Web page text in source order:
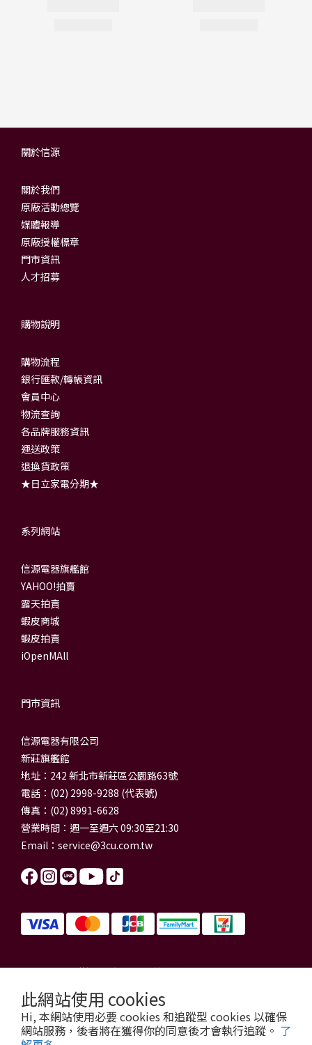
此網站使用 cookies
Hi, 本網站使用必要 cookies 和追蹤型 cookies 以確保
網站服務，後者將在獲得你的同意後才會執行追蹤。 了
關於信源
關於我們
原廠活動總覽
媒體報導
原廠授權標章
門市資訊
人才招募
購物說明
購物流程
銀行匯款/轉帳資訊
會員中心
物流查詢
各品牌服務資訊
運送政策
退換貨政策
★日立家電分期★
系列網站
信源電器旗艦館
YAHOO!拍賣
露天拍賣
蝦皮商城
蝦皮拍賣
iOpenMAll
門市資訊
信源電器有限公司
新莊旗艦館
地址：242 新北市新莊區公園路63號
電話：(02) 2998-9288 (代表號)
傳真：(02) 8991-6628
營業時間：週一至週六 09:30至21:30
Email： service@3cu.com.tw
信源電器有限公司 統一編號：84179325
信源電器 版權所有
copyright © 2026 3cu.com.tw All Rights Reserved.